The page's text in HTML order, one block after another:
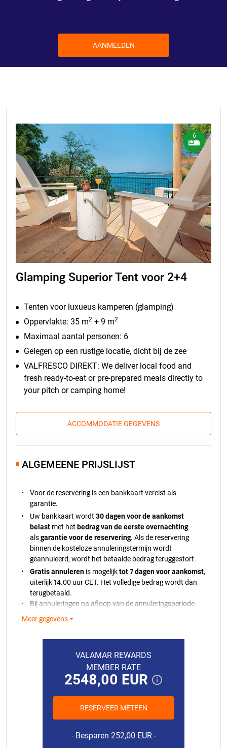
AANMELDEN
6
Glamping Superior Tent voor 2+4
Tenten voor luxueus kamperen (glamping)
Oppervlakte: 35 m2 + 9 m2
Maximaal aantal personen: 6
Gelegen op een rustige locatie, dicht bij de zee
VALFRESCO DIREKT: We deliver local food and
fresh ready-to-eat or pre-prepared meals directly to
your pitch or camping home!
ACCOMMODATIE GEGEVENS
ALGEMEENE PRIJSLIJST
Voor de reservering is een bankkaart vereist als
garantie.
Uw bankkaart wordt 30 dagen voor de aankomst
belast met het bedrag van de eerste overnachting
alsgarantie voor de reservering. Als de reservering
binnen de kosteloze annuleringstermijn wordt
geannuleerd, wordt het betaalde bedrag teruggestort.
Gratis annuleren is mogelijktot 7 dagen voor aankomst,
uiterlijk 14.00 uur CET. Het volledige bedrag wordt dan
terugbetaald.
Bij annuleringen na afloop van de annuleringsperiode
terugbetaald.
Indien de betaling niet kan worden verwerkt, ontvangt
belasten, behouden wij het recht voor om uw
reservering te annuleren in overeenstemming met ons
voorafgaande annulering wordt het volledige
bij de prijs inbegrepen.
Meer gegevens
VALAMAR REWARDS
MEMBER RATE
2548,00 EUR
15.08.2026.364,00 EUR
16.08.2026.
RESERVEER METEEN
Besparen 252,00 EUR